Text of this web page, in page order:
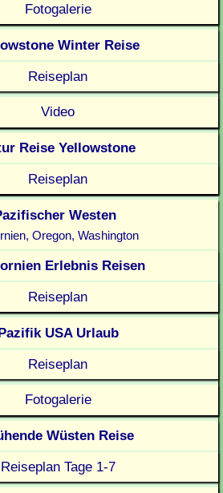
Fotogalerie
Winter Reise
Reiseplan
Video
Reise Yellowstone
Reiseplan
Westen
Oregon, Washington
Erlebnis Reisen
Reiseplan
USA Urlaub
Reiseplan
Fotogalerie
Wüsten Reise
Reiseplan Tage 1-7